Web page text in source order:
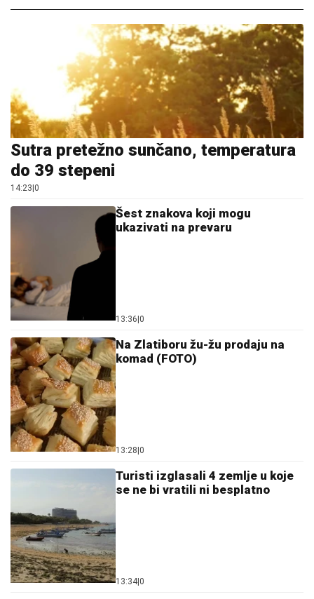
Sutra pretežno sunčano, temperatura
do 39 stepeni
14:23 0
Šest znakova koji mogu
ukazivati na prevaru
13:36 0
Na Zlatiboru žu-žu prodaju na
komad (FOTO)
13:28 0
Turisti izglasali 4 zemlje u koje
se ne bi vratili ni besplatno
13:34 0